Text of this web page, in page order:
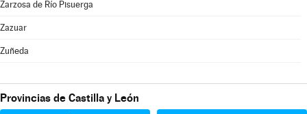
Zarzosa de Río Pisuerga
Zazuar
Zuñeda
Provincias de Castilla y León